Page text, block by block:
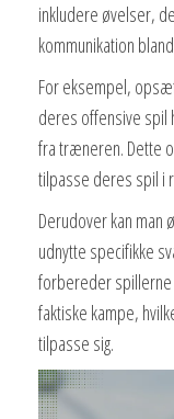
inkludere øvelser,
kommunikation
For eksempel,
deres offensive spil
fra træneren. Dette
tilpasse deres spil i
Derudover kan
udnytte specifikke
forbereder spillerne
faktiske kampe,
tilpasse sig.